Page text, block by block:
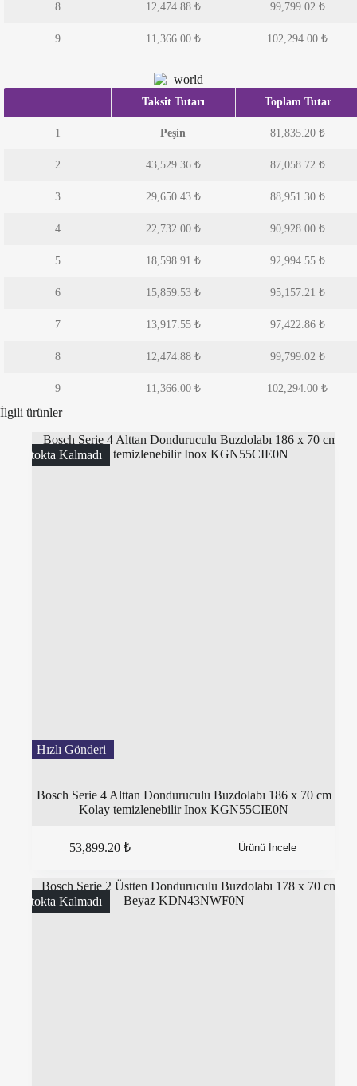
8 12,474.88 ₺ 99,799.02 ₺
9 11,366.00 ₺ 102,294.00₺
Taksit Tutarı Toplam Tutar
1 Peşin 81,835.20 ₺
2 43,529.36 ₺ 87,058.72 ₺
3 29,650.43 ₺ 88,951.30 ₺
4 22,732.00 ₺ 90,928.00 ₺
5 18,598.91 ₺ 92,994.55 ₺
6 15,859.53 ₺ 95,157.21 ₺
7 13,917.55 ₺ 97,422.86 ₺
8 12,474.88 ₺ 99,799.02 ₺
9 11,366.00 ₺ 102,294.00₺
İlgili ürünler
Stokta Kalmadı
Bosch Serie 4 Alttan Donduruculu Buzdolabı 186 x 70 cm
Kolay temizlenebilir Inox KGN55CIE0N
53,899.20₺ Ürünü İncele
Stokta Kalmadı